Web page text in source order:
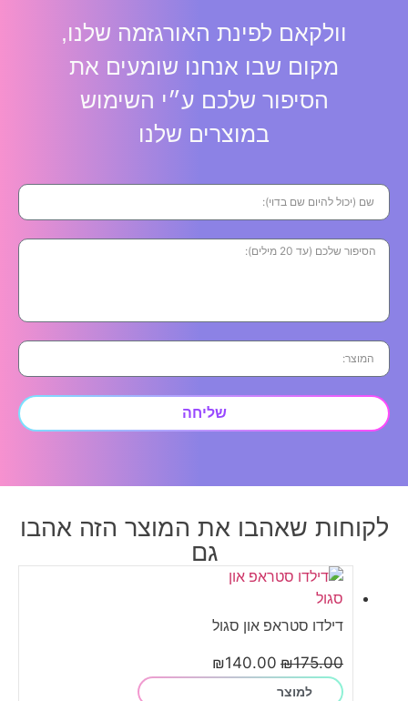
וולקאם לפינת האורגזמה שלנו,
מקום שבו אנחנו שומעים את
הסיפור שלכם ע״י השימוש
במוצרים שלנו
שליחה
לקוחות שאהבו את המוצר הזה אהבו
גם
דילדו סטראפ און סגול
₪175.00
₪140.00
למוצר